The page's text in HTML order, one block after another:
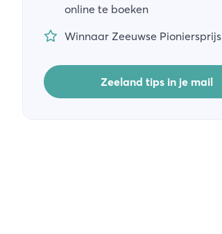
online te boeken
Winnaar Zeeuwse Pioniersprijs
Zeeland tips in je mail